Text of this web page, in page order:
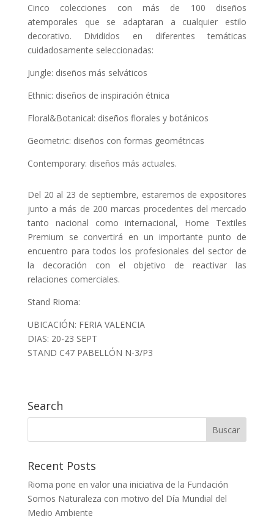
Cinco colecciones con más de 100 diseños
atemporales que se adaptaran a cualquier estilo
decorativo. Divididos en diferentes temáticas
cuidadosamente seleccionadas:
Jungle: diseños más selváticos
Ethnic: diseños de inspiración étnica
Floral&Botanical: diseños florales y botánicos
Geometric: diseños con formas geométricas
Contemporary: diseños más actuales.
Del 20 al 23 de septiembre, estaremos de expositores
junto a más de 200 marcas procedentes del mercado
tanto nacional como internacional, Home Textiles
Premium se convertirá en un importante punto de
encuentro para todos los profesionales del sector de
la decoración con el objetivo de reactivar las
relaciones comerciales.
Stand Rioma:
UBICACIÓN: FERIA VALENCIA
DIAS: 20-23 SEPT
STAND C47 PABELLÓN N-3/P3
Search
Recent Posts
Rioma pone en valor una iniciativa de la Fundación
Somos Naturaleza con motivo del Día Mundial del
Medio Ambiente